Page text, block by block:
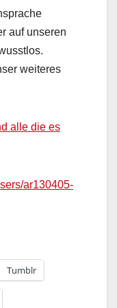
auf unseren
weiteres
alle die es
ar130405-
Tumblr